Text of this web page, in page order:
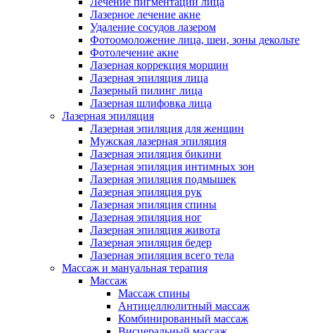
Лазерное лечение акне
Удаление сосудов лазером
Фотоомоложение лица, шеи, зоны декольте
Фотолечение акне
Лазерная коррекция морщин
Лазерная эпиляция лица
Лазерный пилинг лица
Лазерная шлифовка лица
Лазерная эпиляция
Лазерная эпиляция для женщин
Мужская лазерная эпиляция
Лазерная эпиляция бикини
Лазерная эпиляция интимных зон
Лазерная эпиляция подмышек
Лазерная эпиляция рук
Лазерная эпиляция спины
Лазерная эпиляция ног
Лазерная эпиляция живота
Лазерная эпиляция бедер
Лазерная эпиляция всего тела
Массаж и мануальная терапия
Массаж
Массаж спины
Антицеллюлитный массаж
Комбинированный массаж